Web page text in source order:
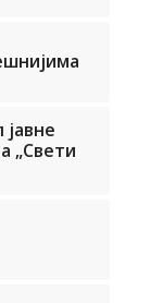
„Свети